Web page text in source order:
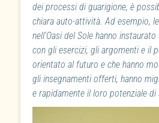
dei processi di guarigione, è
chiara auto-attività. Ad esempio,
nell’Oasi del Sole hanno
con gli esercizi, gli argomenti e il
orientato al futuro e che hanno
gli insegnamenti offerti, hanno
e rapidamente il loro potenziale di